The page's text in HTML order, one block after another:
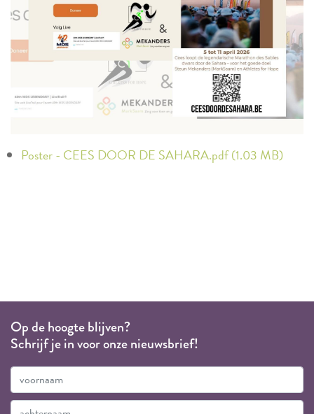
Poster - CEES DOOR DE SAHARA.pdf (1.03 MB)
Op de hoogte blijven?
Schrijf je in voor onze nieuwsbrief!